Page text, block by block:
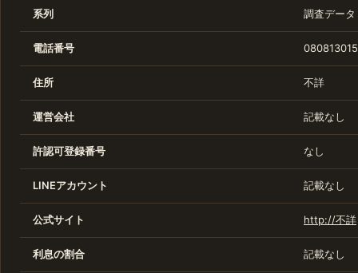
系列 調査データ
電話番号
住所 不詳
運営会社 記載なし
許認可登録番号 なし
LINEアカウント 記載なし
公式サイト http://不詳
利息の割合 記載なし